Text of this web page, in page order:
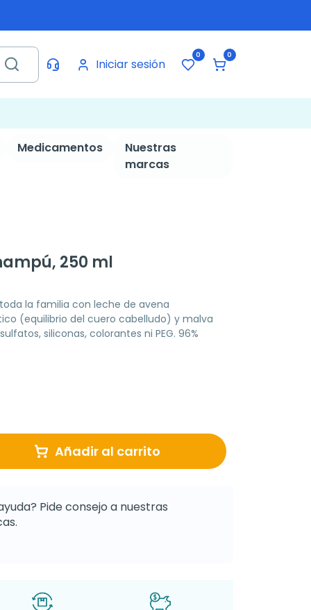
Iniciar sesión
0 0
Medicamentos
Nuestras
marcas
250 ml
la familia con leche de avena
(equilibrio del cuero cabelludo) y malva
siliconas, colorantes ni PEG. 96%
Añadir al carrito
Pide consejo a nuestras